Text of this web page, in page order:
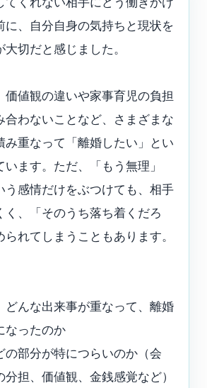
に、自分自身の気持ちと現状を
切だと感じました。
価値観の違いや家事育児の負担
合わないことなど、さまざまな
み重なって「離婚したい」とい
います。ただ、「もう無理」
う感情だけをぶつけても、相手
く、「そのうち落ち着くだろ
られてしまうこともあります。
どんな出来事が重なって、離婚
なったのか
の部分が特につらいのか（会
担、価値観、金銭感覚など）